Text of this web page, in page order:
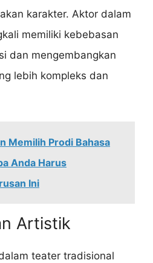
karakter. Aktor dalam
memiliki kebebasan
dan mengembangkan
lebih kompleks dan
Memilih Prodi Bahasa
Anda Harus
Ini
Artistik
teater tradisional